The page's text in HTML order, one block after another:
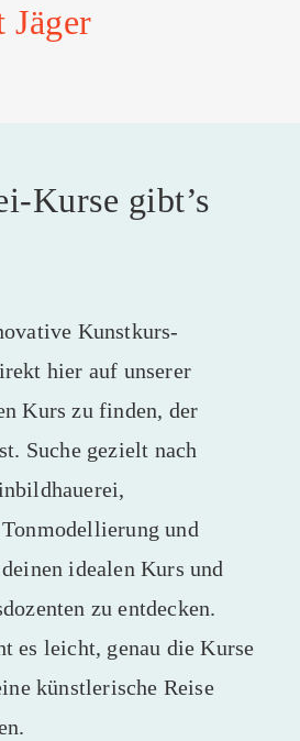
Jäger
Kurse gibt’s
Kunstkurs-
hier auf unserer
Kurs zu finden, der
Suche gezielt nach
und
idealen Kurs und
zu entdecken.
es leicht, genau die Kurse
künstlerische Reise